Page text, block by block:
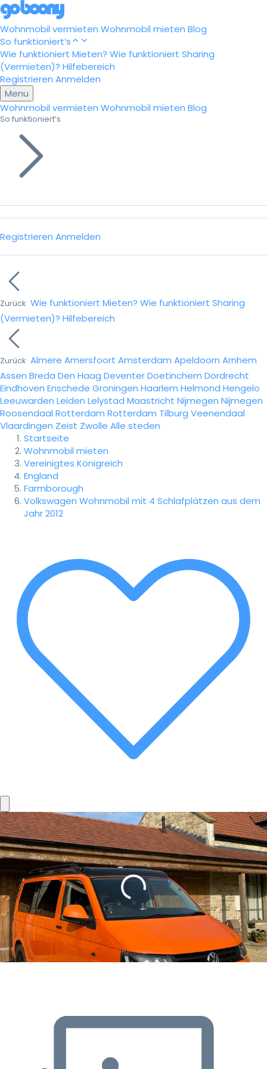
Wohnmobil vermieten Wohnmobil mieten Blog
So funktioniert’s
Wie funktioniert Mieten? Wie funktioniert Sharing
(Vermieten)? Hilfebereich
Registrieren Anmelden
Menu
Wohnmobil vermieten Wohnmobil mieten Blog
So funktioniert’s
Registrieren Anmelden
Zurück Wie funktioniert Mieten? Wie funktioniert Sharing
(Vermieten)? Hilfebereich
Zurück Almere Amersfoort Amsterdam Apeldoorn Arnhem
Assen Breda Den Haag DeventerDoetinchem Dordrecht
Eindhoven Enschede Groningen Haarlem Helmond Hengelo
Leeuwarden Leiden Lelystad Maastricht Nijmegen Nijmegen
Roosendaal Rotterdam Rotterdam Tilburg Veenendaal
Vlaardingen Zeist Zwolle Alle steden
Startseite
Wohnmobil mieten
Vereinigtes Königreich
England
Farmborough
Volkswagen Wohnmobil mit 4 Schlafplätzen aus dem
Jahr 2012